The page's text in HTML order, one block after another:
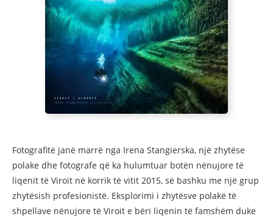
Fotografitë janë marrë nga Irena Stangierska, një zhytëse
polake dhe fotografe që ka hulumtuar botën nënujore të
liqenit të Viroit në korrik të vitit 2015, së bashku me një grup
zhytësish profesionistë. Eksplorimi i zhytësve polakë të
shpellave nënujore të Viroit e bëri liqenin të famshëm duke